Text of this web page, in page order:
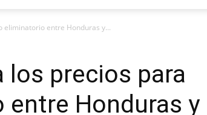
eliminatorio entre Honduras y...
los precios para
Honduras y